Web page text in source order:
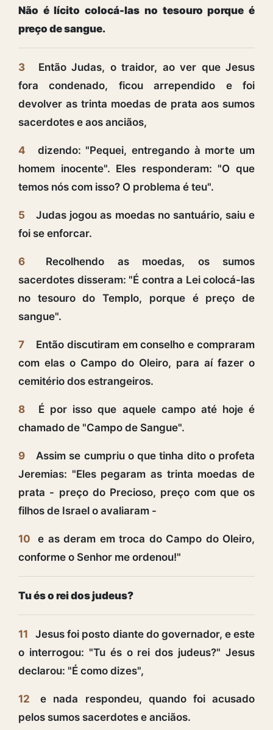
Não é lícito colocá-las no tesouro porque é
preço de sangue.
3
Então Judas, o traidor, ao ver que Jesus
fora condenado, ficou arrependido e foi
devolver as trinta moedas de prata aos sumos
sacerdotes e aos anciãos,
4
dizendo: "Pequei, entregando à morte um
homem inocente". Eles responderam: "O que
temos nós com isso? O problema é teu".
5
Judas jogou as moedas no santuário, saiu e
foi se enforcar.
6
Recolhendo as moedas, os sumos
sacerdotes disseram: "É contra a Lei colocá-las
no tesouro do Templo, porque é preço de
sangue".
7
Então discutiram em conselho e compraram
com elas o Campo do Oleiro, para aí fazer o
cemitério dos estrangeiros.
8
É por isso que aquele campo até hoje é
chamado de "Campo de Sangue".
9
Assim se cumpriu o que tinha dito o profeta
Jeremias: "Eles pegaram as trinta moedas de
prata - preço do Precioso, preço com que os
filhos de Israel o avaliaram -
10
e as deram em troca do Campo do Oleiro,
conforme o Senhor me ordenou!"
Tu és o rei dos judeus?
11
Jesus foi posto diante do governador, e este
o interrogou: "Tu és o rei dos judeus?" Jesus
declarou: "É como dizes",
12
e nada respondeu, quando foi acusado
pelos sumos sacerdotes e anciãos.